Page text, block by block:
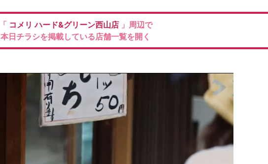
「 コメリハード&グリーン西山店 」周辺で
本日チラシを掲載している店舗一覧を開く